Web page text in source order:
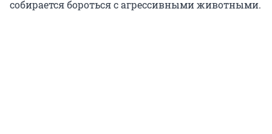
собирается бороться с агрессивными животными.